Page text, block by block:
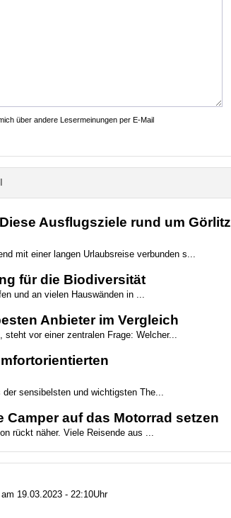
über andere Lesermeinungen per E-Mail
Ausflugsziele rund um Görlitz
mit einer langen Urlaubsreise verbunden s...
für die Biodiversität
und an vielen Hauswänden in ...
Anbieter im Vergleich
vor einer zentralen Frage: Welcher...
sensibelsten und wichtigsten The...
Camper auf das Motorrad setzen
rückt näher. Viele Reisende aus ...
19.03.2023 - 22:10Uhr